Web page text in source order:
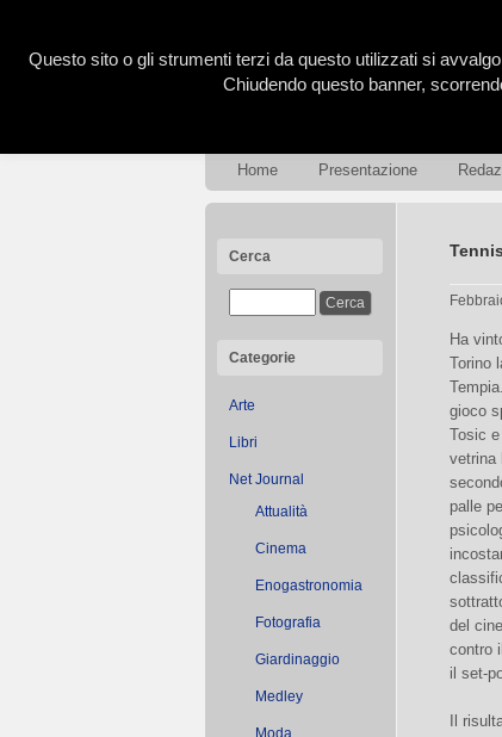
Home Presentazione
Cerca
Categorie
Arte
Libri
Net Journal
Attualità
Cinema
Enogastronomia
Fotografia
Giardinaggio
Medley
Moda
Ha
Torino
gioco
Tosic
vetrina
palle
del
contro
il set-
Il
Questo sito o gli strumenti terzi da questo utilizzati si
Chiudendo questo banner,